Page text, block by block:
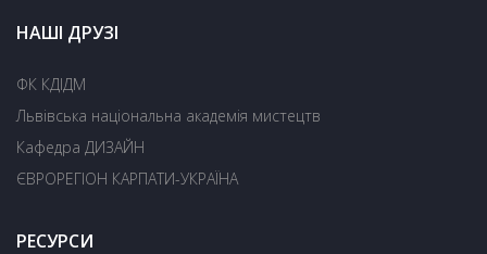
НАШІ ДРУЗІ
ФК КДІДМ
Львівська національна академія мистецтв
Кафедра ДИЗАЙН
ЄВРОРЕГІОН КАРПАТИ-УКРАЇНА
РЕСУРСИ